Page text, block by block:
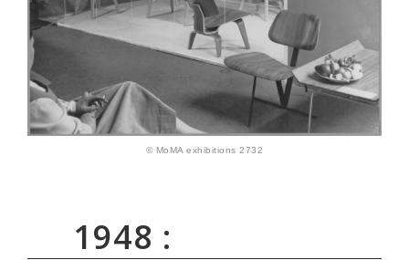
© MoMA exhibitions 2732
1948 :